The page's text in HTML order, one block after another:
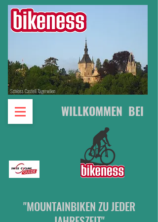
Schloss Castell Tägerwilen
WILLKOMMEN BEI
"MOUNTAINBIKEN ZU JEDER